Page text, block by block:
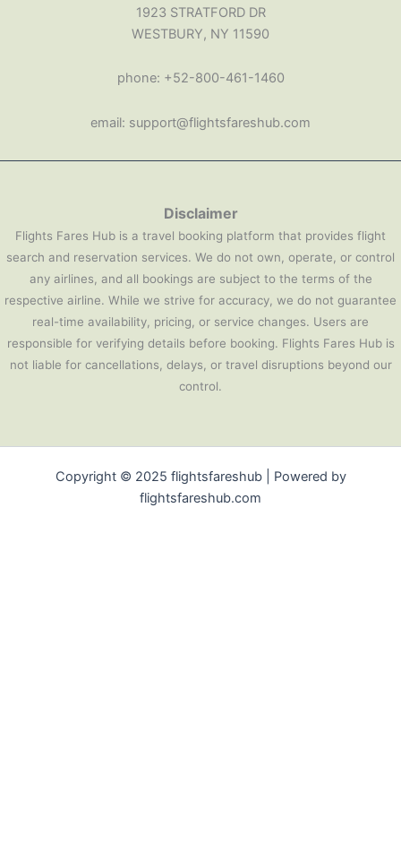
1923 STRATFORD DR
WESTBURY, NY 11590
phone: +52-800-461-1460
email: support@flightsfareshub.com
Disclaimer
Flights Fares Hub is a travel booking platform that provides flight
search and reservation services. We do not own, operate, or control
any airlines, and all bookings are subject to the terms of the
respective airline. While we strive for accuracy, we do not guarantee
real-time availability, pricing, or service changes. Users are
responsible for verifying details before booking. Flights Fares Hub is
not liable for cancellations, delays, or travel disruptions beyond our
control.
Copyright © 2025 flightsfareshub | Powered by
flightsfareshub.com